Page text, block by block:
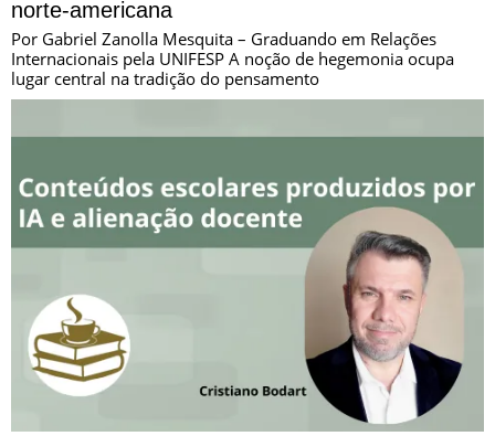
norte-americana
Por Gabriel Zanolla Mesquita – Graduando em Relações
Internacionais pela UNIFESP A noção de hegemonia ocupa
lugar central na tradição do pensamento